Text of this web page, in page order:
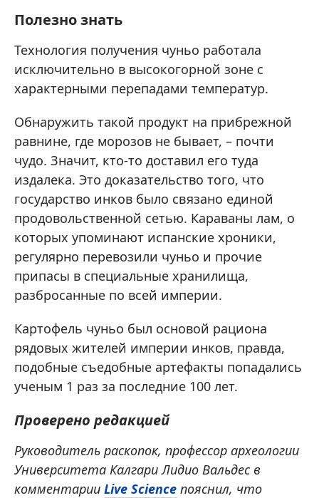
Полезно знать
Технология получения чуньо работала
исключительно в высокогорной зоне с
характерными перепадами температур.
Обнаружить такой продукт на прибрежной
равнине, где морозов не бывает, – почти
чудо. Значит, кто-то доставил его туда
издалека. Это доказательство того, что
государство инков было связано единой
продовольственной сетью. Караваны лам, о
которых упоминают испанские хроники,
регулярно перевозили чуньо и прочие
припасы в специальные хранилища,
разбросанные по всей империи.
Картофель чуньо был основой рациона
рядовых жителей империи инков, правда,
подобные съедобные артефакты попадались
ученым 1 раз за последние 100 лет.
Проверено редакцией
Руководитель раскопок, профессор археологии
Университета Калгари Лидио Вальдес в
комментарии Live Science пояснил, что